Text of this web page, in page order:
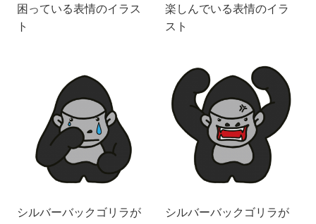
困っている表情のイラス
ト
楽しんでいる表情のイラ
スト
シルバーバックゴリラが
シルバーバックゴリラが